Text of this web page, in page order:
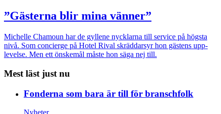
”Gästerna blir mina vänner”
Michelle Chamoun har de gyllene nycklarna till service på högsta
nivå. Som concierge på Hotel Rival skräddarsyr hon gästens upp­
levelse. Men ett önskemål måste hon säga nej till.
Mest läst just nu
Fonderna som bara är till för branschfolk